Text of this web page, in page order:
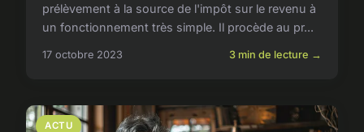
prélèvement à la source de l'impôt sur le revenu à
un fonctionnement très simple. Il procède au pr...
17 octobre 2023 3 min de lecture →
ACTU